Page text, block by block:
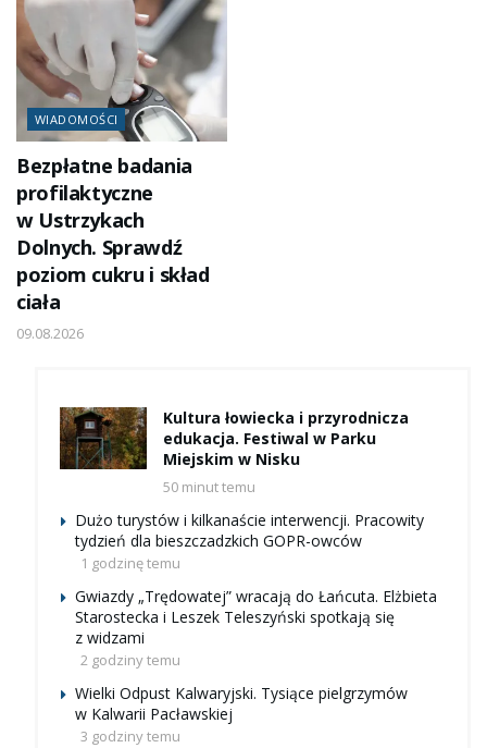
WIADOMOŚCI
Bezpłatne badania
profilaktyczne
w Ustrzykach
Dolnych. Sprawdź
poziom cukru i skład
ciała
09.08.2026
Kultura łowiecka i przyrodnicza
edukacja. Festiwal w Parku
Miejskim w Nisku
50 minut temu
Dużo turystów i kilkanaście interwencji. Pracowity
tydzień dla bieszczadzkich GOPR-owców
1 godzinę temu
Gwiazdy „Trędowatej” wracają do Łańcuta. Elżbieta
Starostecka i Leszek Teleszyński spotkają się
z widzami
2 godziny temu
Wielki Odpust Kalwaryjski. Tysiące pielgrzymów
w Kalwarii Pacławskiej
3 godziny temu